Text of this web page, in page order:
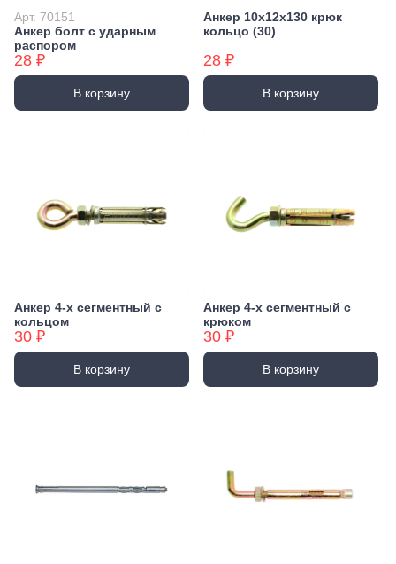
Арт. 70151
Анкер болт с ударным
распором
28 ₽
В корзину
Анкер 10х12х130 крюк
кольцо (30)
28 ₽
В корзину
Анкер 4-х сегментный с
кольцом
30 ₽
В корзину
Анкер 4-х сегментный с
крюком
30 ₽
В корзину